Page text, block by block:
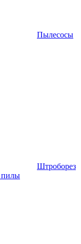
Пылесосы
Штроборез
пилы